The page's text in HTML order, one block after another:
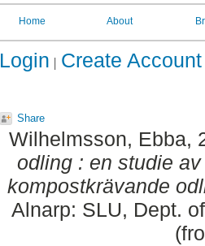
Home About
Login Create Account
Share
Wilhelmsson, Ebba,
odling : en studie
kompostkrävande
Alnarp: SLU, Dept.